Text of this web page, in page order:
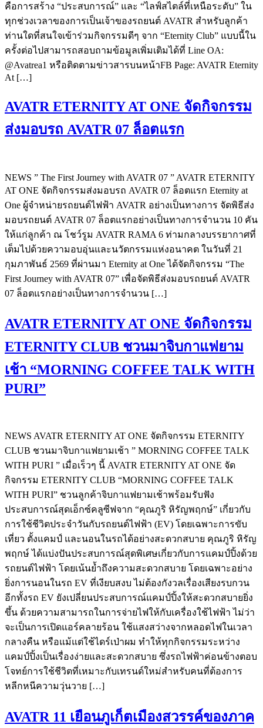
คือการสร้าง “ประสบการณ์” และ “ไลฟ์สไตล์ที่เหนือระดับ” ใน
ทุกช่วงเวลาของการเป็นเจ้าของรถยนต์ AVATR สำหรับลูกค้า
ท่านใดที่สนใจเข้าร่วมกิจกรรมดีๆ จาก “Eternity Club” แบบนี้ใน
ครั้งต่อไปสามารถสอบถามข้อมูลเพิ่มเติมได้ที่ Line OA:
@Avatrea1 หรือติดตามข่าวสารบนหน้าFB Page: AVATR Eternity
At […]
AVATR ETERNITY AT ONE จัดกิจกรรม
ส่งมอบรถ AVATR 07 ล็อตแรก
NEWS ” The First Journey with AVATR 07 ” AVATR ETERNITY
AT ONE จัดกิจกรรมส่งมอบรถ AVATR 07 ล็อตแรก Eternity at
One ผู้จำหน่ายรถยนต์ไฟฟ้า AVATR อย่างเป็นทางการ จัดพิธีส่ง
มอบรถยนต์ AVATR 07 ล็อตแรกอย่างเป็นทางการจำนวน 10 คัน
ให้แก่ลูกค้า ณ โชว์รูม AVATR RAMA 6 ท่ามกลางบรรยากาศที่
เต็มไปด้วยความอบอุ่นและนวัตกรรมแห่งอนาคต ในวันที่ 21
กุมภาพันธ์ 2569 ที่ผ่านมา Eternity at One ได้จัดกิจกรรม “The
First Journey with AVATR 07” เพื่อจัดพิธีส่งมอบรถยนต์ AVATR
07 ล็อตแรกอย่างเป็นทางการจำนวน […]
AVATR ETERNITY AT ONE จัดกิจกรรม
ETERNITY CLUB ชวนมาจิบกาแฟยาม
เช้า “MORNING COFFEE TALK WITH
PURI”
NEWS AVATR ETERNITY AT ONE จัดกิจกรรม ETERNITY
CLUB ชวนมาจิบกาแฟยามเช้า ” MORNING COFFEE TALK
WITH PURI ” เมื่อเร็วๆ นี้ AVATR ETERNITY AT ONE จัด
กิจกรรม ETERNITY CLUB “MORNING COFFEE TALK
WITH PURI” ชวนลูกค้าจิบกาแฟยามเช้าพร้อมรับฟัง
ประสบการณ์สุดเอ็กซ์คลูซีฟจาก “คุณภูริ หิรัญพฤกษ์” เกี่ยวกับ
การใช้ชีวิตประจำวันกับรถยนต์ไฟฟ้า (EV) โดยเฉพาะการขับ
เที่ยว ตั้งแคมป์ และนอนในรถได้อย่างสะดวกสบาย คุณภูริ หิรัญ
พฤกษ์ ได้แบ่งปันประสบการณ์สุดพิเศษเกี่ยวกับการแคมป์ปิ้งด้วย
รถยนต์ไฟฟ้า โดยเน้นย้ำถึงความสะดวกสบาย โดยเฉพาะอย่าง
ยิ่งการนอนในรถ EV ที่เงียบสงบ ไม่ต้องกังวลเรื่องเสียงรบกวน
อีกทั้งรถ EV ยังเปลี่ยนประสบการณ์แคมป์ปิ้งให้สะดวกสบายยิ่ง
ขึ้น ด้วยความสามารถในการจ่ายไฟให้กับเครื่องใช้ไฟฟ้า ไม่ว่า
จะเป็นการเปิดแอร์คลายร้อน ใช้แสงสว่างจากหลอดไฟในเวลา
กลางคืน หรือแม้แต่ใช้ไดร์เป่าผม ทำให้ทุกกิจกรรมระหว่าง
แคมป์ปิ้งเป็นเรื่องง่ายและสะดวกสบาย ซึ่งรถไฟฟ้าค่อนข้างตอบ
โจทย์การใช้ชีวิตที่เหมาะกับเทรนด์ใหม่สำหรับคนที่ต้องการ
หลีกหนีความวุ่นวาย […]
AVATR 11 เยือนภูเก็ตเมืองสวรรค์ของภาค